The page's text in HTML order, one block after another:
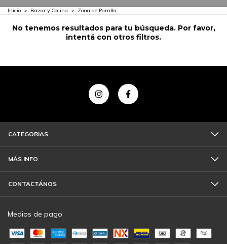
Inicio > Bazar y Cocina > Zona de Parrilla
No tenemos resultados para tu búsqueda. Por favor,
intentá con otros filtros.
CATEGORIAS
MÁS INFO
CONTACTÁNOS
Medios de pago